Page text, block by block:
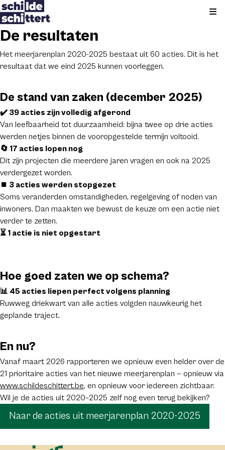
De resultaten
Het meerjarenplan 2020-2025 bestaat uit 60 acties. Dit is het
resultaat dat we eind 2025 kunnen voorleggen.
De stand van zaken (december 2025)
✔️ 39 acties zijn volledig afgerond
Van leefbaarheid tot duurzaamheid: bijna twee op drie acties
werden netjes binnen de vooropgestelde termijn voltooid.
🔄 17 acties lopen nog
Dit zijn projecten die meerdere jaren vragen en ook na 2025
verdergezet worden.
⏹️ 3 acties werden stopgezet
Soms veranderden omstandigheden, regelgeving of noden van
inwoners. Dan maakten we bewust de keuze om een actie niet
verder te zetten.
⏳ 1 actie is niet opgestart
Hoe goed zaten we op schema?
📊 45 acties liepen perfect volgens planning
Ruwweg driekwart van alle acties volgden nauwkeurig het
geplande traject.
En nu?
Vanaf maart 2026 rapporteren we opnieuw even helder over de
21 prioritaire acties van het nieuwe meerjarenplan — opnieuw via
www.schildeschittert.be, en opnieuw voor iedereen zichtbaar.
Wil je de acties uit 2020–2025 zelf nog even terug bekijken?
Naar de acties uit meerjarenplan 2020-2025